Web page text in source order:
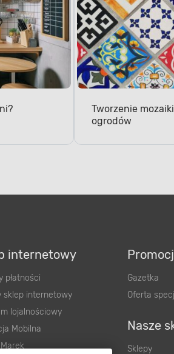
Tworzenie
ogrodów
internetowy
płatności
sklep internetowy
lojalnościowy
Mobilna
Gazetka
Oferta
Nasze